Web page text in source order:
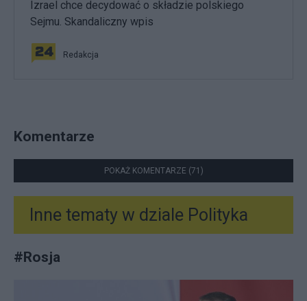
Izrael chce decydować o składzie polskiego
Sejmu. Skandaliczny wpis
Redakcja
Komentarze
POKAŻ KOMENTARZE (71)
Inne tematy w dziale Polityka
#Rosja